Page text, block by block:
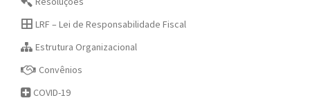
LRF – Lei de Responsabilidade Fiscal
Estrutura Organizacional
Convênios
COVID-19